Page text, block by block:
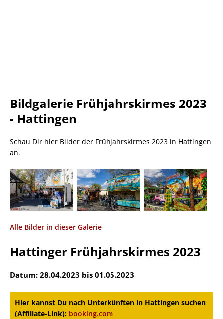
Bildgalerie Frühjahrskirmes 2023
- Hattingen
Schau Dir hier Bilder der Frühjahrskirmes 2023 in Hattingen
an.
Alle Bilder in dieser Galerie
Hattinger Frühjahrskirmes 2023
Datum: 28.04.2023 bis 01.05.2023
Hier kannst Du nach Unterkünften in Hattingen suchen
(Affiliate-Link): booking.com